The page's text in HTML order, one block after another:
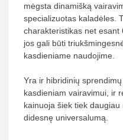
mėgsta dinamišką
specializuotas kaladėles.
charakteristikas net esant
jos gali būti
kasdieniame naudojime.
Yra ir hibridinių
kasdieniam vairavimui, ir
kainuoja šiek tiek
didesnę universalumą.